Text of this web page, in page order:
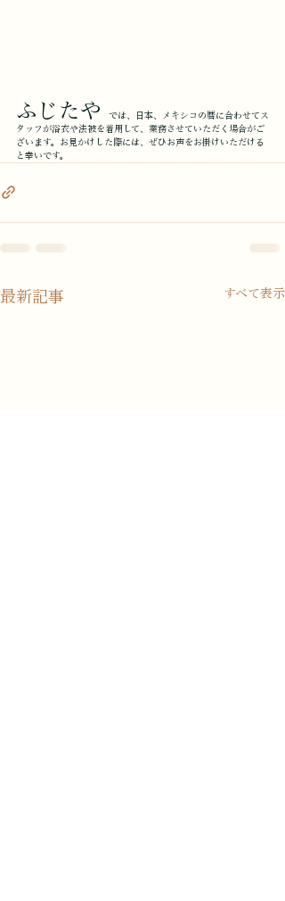
ふじたや
では、日本、メキシコの暦に合わせてス
タッフが浴衣や法被を着用して、業務させていただく場合がご
ざいます。お見かけした際には、ぜひお声をお掛けいただける
と幸いです。
最新記事 すべて表示